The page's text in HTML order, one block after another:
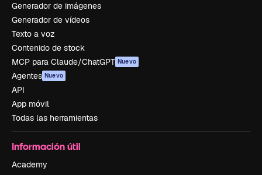
Generador de imágenes
Generador de vídeos
Texto a voz
Contenido de stock
MCP para Claude/ChatGPT Nuevo
Agentes Nuevo
API
App móvil
Todas las herramientas
Información útil
Academy